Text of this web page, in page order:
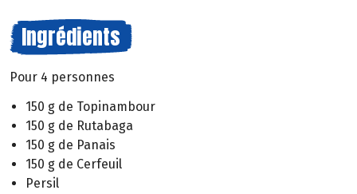
Ingrédients
Pour 4 personnes
150 g de Topinambour
150 g de Rutabaga
150 g de Panais
150 g de Cerfeuil
Persil